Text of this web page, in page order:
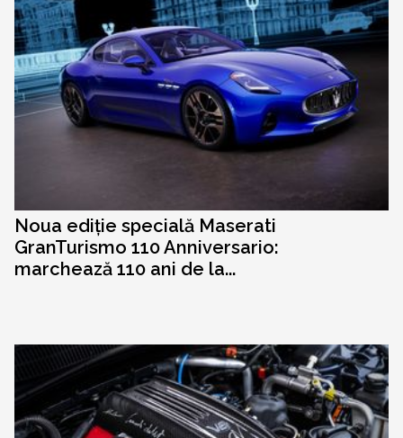
Noua ediție specială Maserati
GranTurismo 110 Anniversario:
marchează 110 ani de la...